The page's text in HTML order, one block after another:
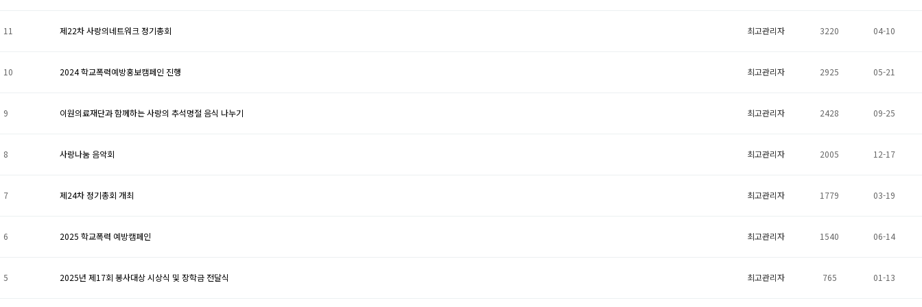
11 제22차 사랑의네트워크 정기총회 최고관리자 3220 04-10
10 2024 학교폭력예방홍보캠페인 진행 최고관리자 2925 05-21
9 이원의료재단과 함께하는 사랑의 추석명절 음식 나누기 최고관리자 2428 09-25
8 사랑나눔 음악회 최고관리자 2005 12-17
7 제24차 정기총회 개최 최고관리자 1779 03-19
6 2025 학교폭력 예방캠페인 최고관리자 1540 06-14
5 2025년 제17회 봉사대상 시상식 및 장학금 전달식 최고관리자 765 01-13